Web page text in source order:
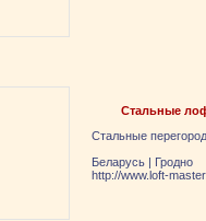
Стальные
Стальные
Беларусь | Гродно
http://www.loft-